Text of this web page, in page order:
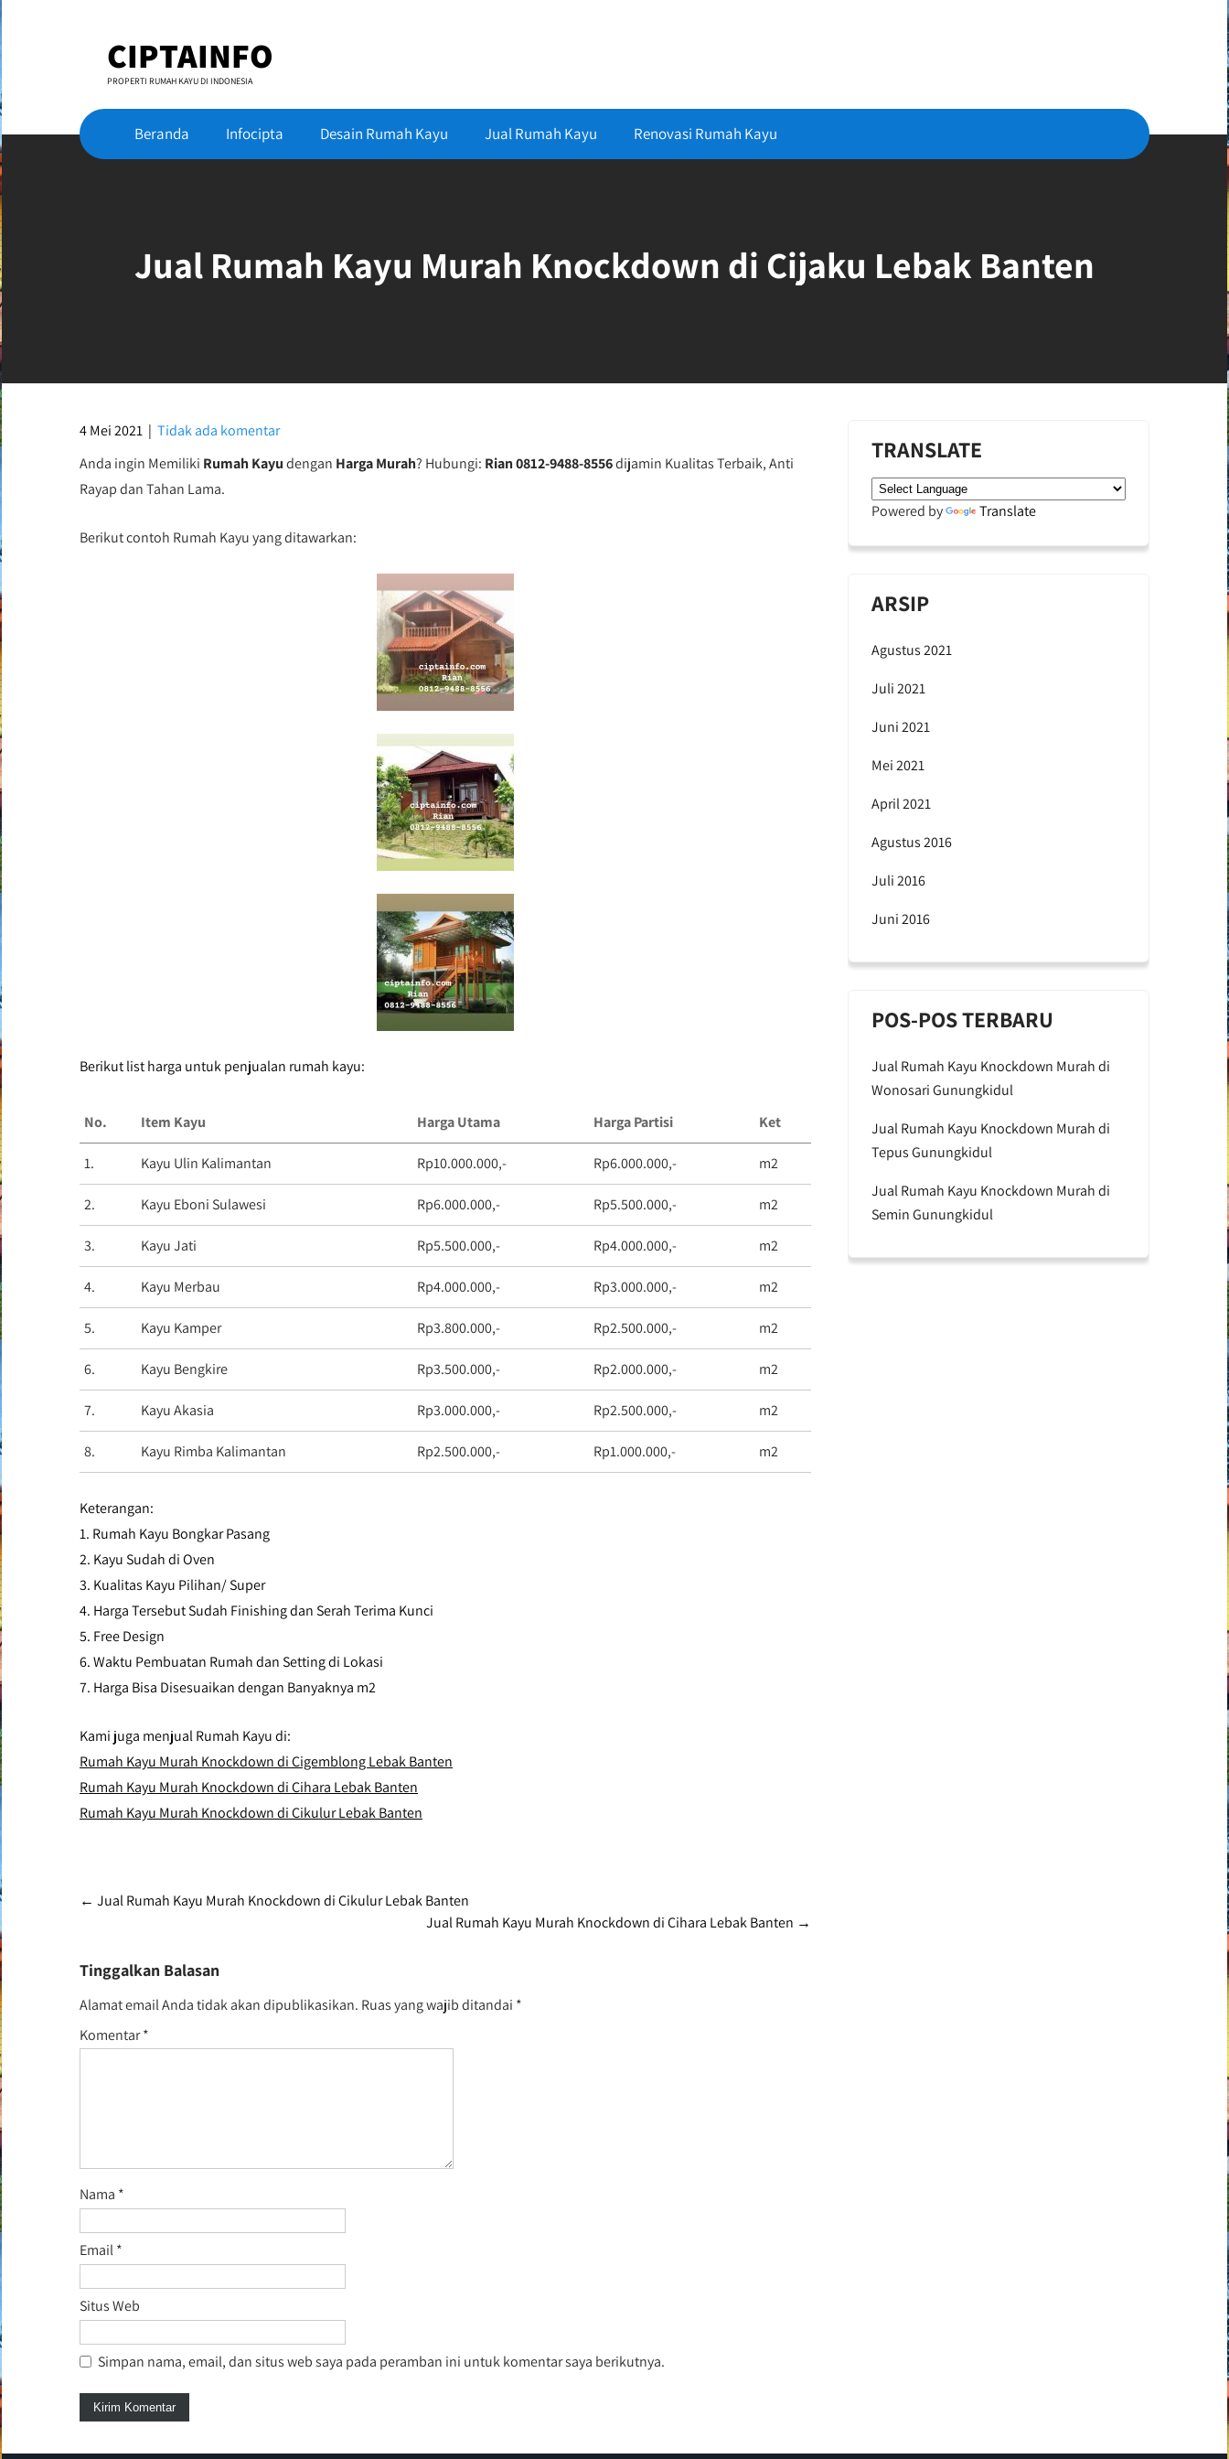
content
CIPTAINFO
PROPERTI RUMAH KAYU DI INDONESIA
Beranda Infocipta Desain Rumah Kayu Jual Rumah Kayu Renovasi Rumah Kayu
Jual Rumah Kayu Murah Knockdown di Cijaku Lebak Banten
4 Mei 2021 | Tidak ada komentar
Anda ingin Memiliki Rumah Kayudengan Harga Murah? Hubungi: Rian 0812-9488-8556dijamin Kualitas Terbaik, Anti
Rayap dan Tahan Lama.
Berikut contoh Rumah Kayu yang ditawarkan:
Berikut list harga untuk penjualan rumah kayu:
No. Item Kayu Harga Utama Harga Partisi Ket
1. Kayu Ulin Kalimantan Rp10.000.000,- Rp6.000.000,- m2
2. Kayu Eboni Sulawesi Rp6.000.000,- Rp5.500.000,- m2
3. Kayu Jati Rp5.500.000,- Rp4.000.000,- m2
4. Kayu Merbau Rp4.000.000,- Rp3.000.000,- m2
5. Kayu Kamper Rp3.800.000,- Rp2.500.000,- m2
6. Kayu Bengkire Rp3.500.000,- Rp2.000.000,- m2
7. Kayu Akasia Rp3.000.000,- Rp2.500.000,- m2
8. Kayu Rimba Kalimantan Rp2.500.000,- Rp1.000.000,- m2
Keterangan:
1. Rumah Kayu Bongkar Pasang
2. Kayu Sudah di Oven
3. Kualitas Kayu Pilihan/ Super
4. Harga Tersebut Sudah Finishing dan Serah Terima Kunci
5. Free Design
6. Waktu Pembuatan Rumah dan Setting di Lokasi
7. Harga Bisa Disesuaikan dengan Banyaknya m2
Kami juga menjual Rumah Kayu di:
Rumah Kayu Murah Knockdown di Cigemblong Lebak Banten
Rumah Kayu Murah Knockdown di Cihara Lebak Banten
Rumah Kayu Murah Knockdown di Cikulur Lebak Banten
Post
← Jual Rumah Kayu Murah Knockdown di Cikulur Lebak Banten
Jual Rumah Kayu Murah Knockdown di Cihara Lebak Banten →
Tinggalkan Balasan
Alamat email Anda tidak akan dipublikasikan. Ruas yang wajib ditandai *
Komentar*
Nama *
Email*
Situs Web
Simpan nama, email, dan situs web saya pada peramban ini untuk komentar saya berikutnya.
TRANSLATE
Powered by Translate
ARSIP
Agustus 2021
Juli 2021
Juni 2021
Mei 2021
April 2021
Agustus 2016
Juli 2016
Juni 2016
POS-POS TERBARU
Jual Rumah Kayu Knockdown Murah di
Wonosari Gunungkidul
Jual Rumah Kayu Knockdown Murah di
Tepus Gunungkidul
Jual Rumah Kayu Knockdown Murah di
Semin Gunungkidul